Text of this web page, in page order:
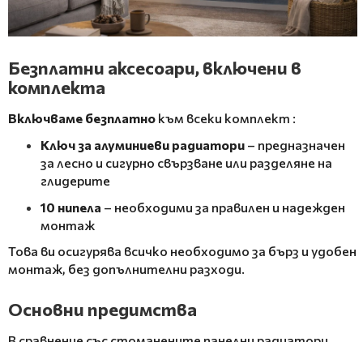
Безплатни аксесоари, включени в
комплекта
Включваме безплатно към всеки комплект :
Ключ за алуминиеви радиатори – предназначен
за лесно и сигурно свързване или разделяне на
глидерите
10 нипела – необходими за правилен и надежден
монтаж
Това ви осигурява всичко необходимо за бърз и удобен
монтаж, без допълнителни разходи.
Основни предимства